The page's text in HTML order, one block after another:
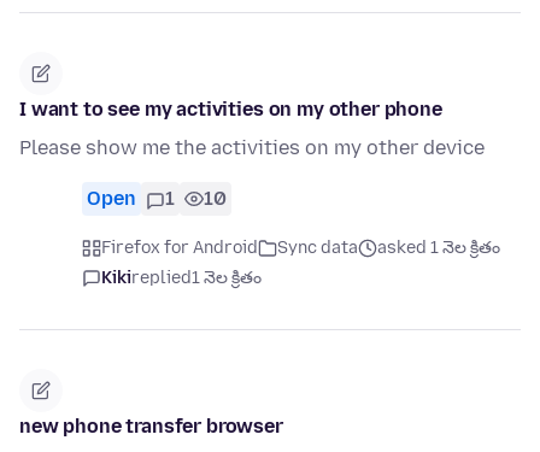
I want to see my activities on my other phone
Please show me the activities on my other device
Open 1 10
Firefox for Android Sync data
asked 1 నెల క్రితం
Kikireplied1 నెల క్రితం
new phone transfer browser